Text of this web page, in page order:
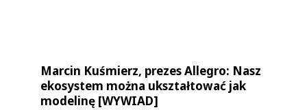
Marcin Kuśmierz, prezes Allegro: Nasz
ekosystem można ukształtować jak
modelinę [WYWIAD]